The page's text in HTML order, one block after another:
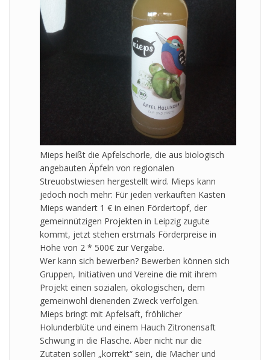
Mieps heißt die Apfelschorle, die aus biologisch
angebauten Äpfeln von regionalen
Streuobstwiesen hergestellt wird. Mieps kann
jedoch noch mehr: Für jeden verkauften Kasten
Mieps wandert 1 € in einen Fördertopf, der
gemeinnützigen Projekten in Leipzig zugute
kommt, jetzt stehen erstmals Förderpreise in
Höhe von 2 * 500€ zur Vergabe.
Wer kann sich bewerben? Bewerben können sich
Gruppen, Initiativen und Vereine die mit ihrem
Projekt einen sozialen, ökologischen, dem
gemeinwohl dienenden Zweck verfolgen.
Mieps bringt mit Apfelsaft, fröhlicher
Holunderblüte und einem Hauch Zitronensaft
Schwung in die Flasche. Aber nicht nur die
Zutaten sollen „korrekt“ sein, die Macher und